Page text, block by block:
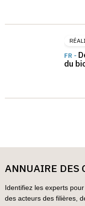
FR -
du
ANNUAIRE DES
Identifiez les experts
des acteurs des filières,